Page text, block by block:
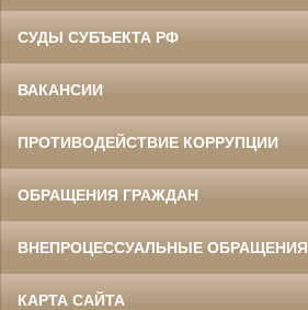
СУДЫ СУБЪЕКТА РФ
ВАКАНСИИ
ПРОТИВОДЕЙСТВИЕ КОРРУПЦИИ
ОБРАЩЕНИЯ ГРАЖДАН
ВНЕПРОЦЕССУАЛЬНЫЕ ОБРАЩЕНИЯ
КАРТА САЙТА